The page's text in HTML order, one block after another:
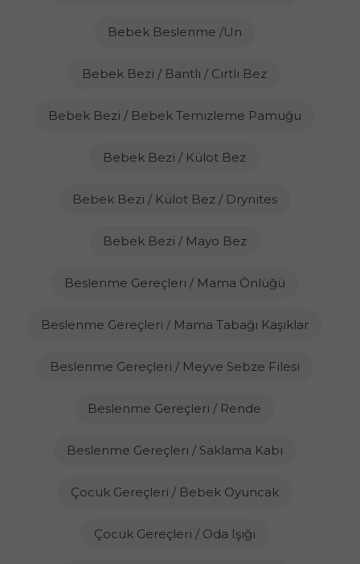
Bebek Beslenme /Un
Bebek Bezi / Bantlı / Cırtlı Bez
Bebek Bezi / Bebek Temizleme Pamuğu
Bebek Bezi / Külot Bez
Bebek Bezi / Külot Bez / Drynites
Bebek Bezi / Mayo Bez
Beslenme Gereçleri / Mama Önlüğü
Beslenme Gereçleri / Mama Tabağı Kaşıklar
Beslenme Gereçleri / Meyve Sebze Filesi
Beslenme Gereçleri / Rende
Beslenme Gereçleri / Saklama Kabı
Çocuk Gereçleri / Bebek Oyuncak
Çocuk Gereçleri / Oda Işığı